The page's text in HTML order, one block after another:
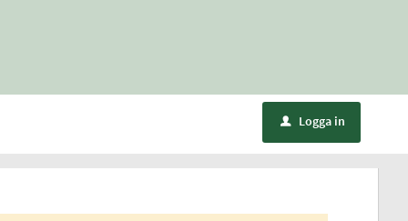
u Logga in